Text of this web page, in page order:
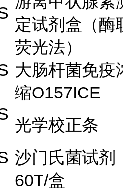
定试剂盒（酶
荧光法）
大肠杆菌免疫
缩O157ICE
光学校正条
沙门氏菌试剂
60T/盒